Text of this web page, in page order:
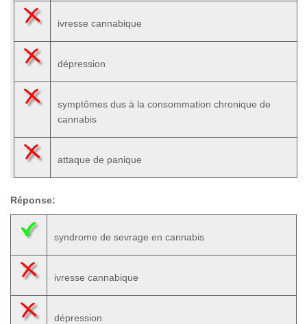
ivresse cannabique
dépression
symptômes dus à la consommation chronique de
cannabis
attaque de panique
Réponse:
syndrome de sevrage en cannabis
ivresse cannabique
dépression